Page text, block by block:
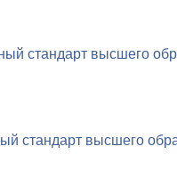
стандарт высшего
стандарт высшего